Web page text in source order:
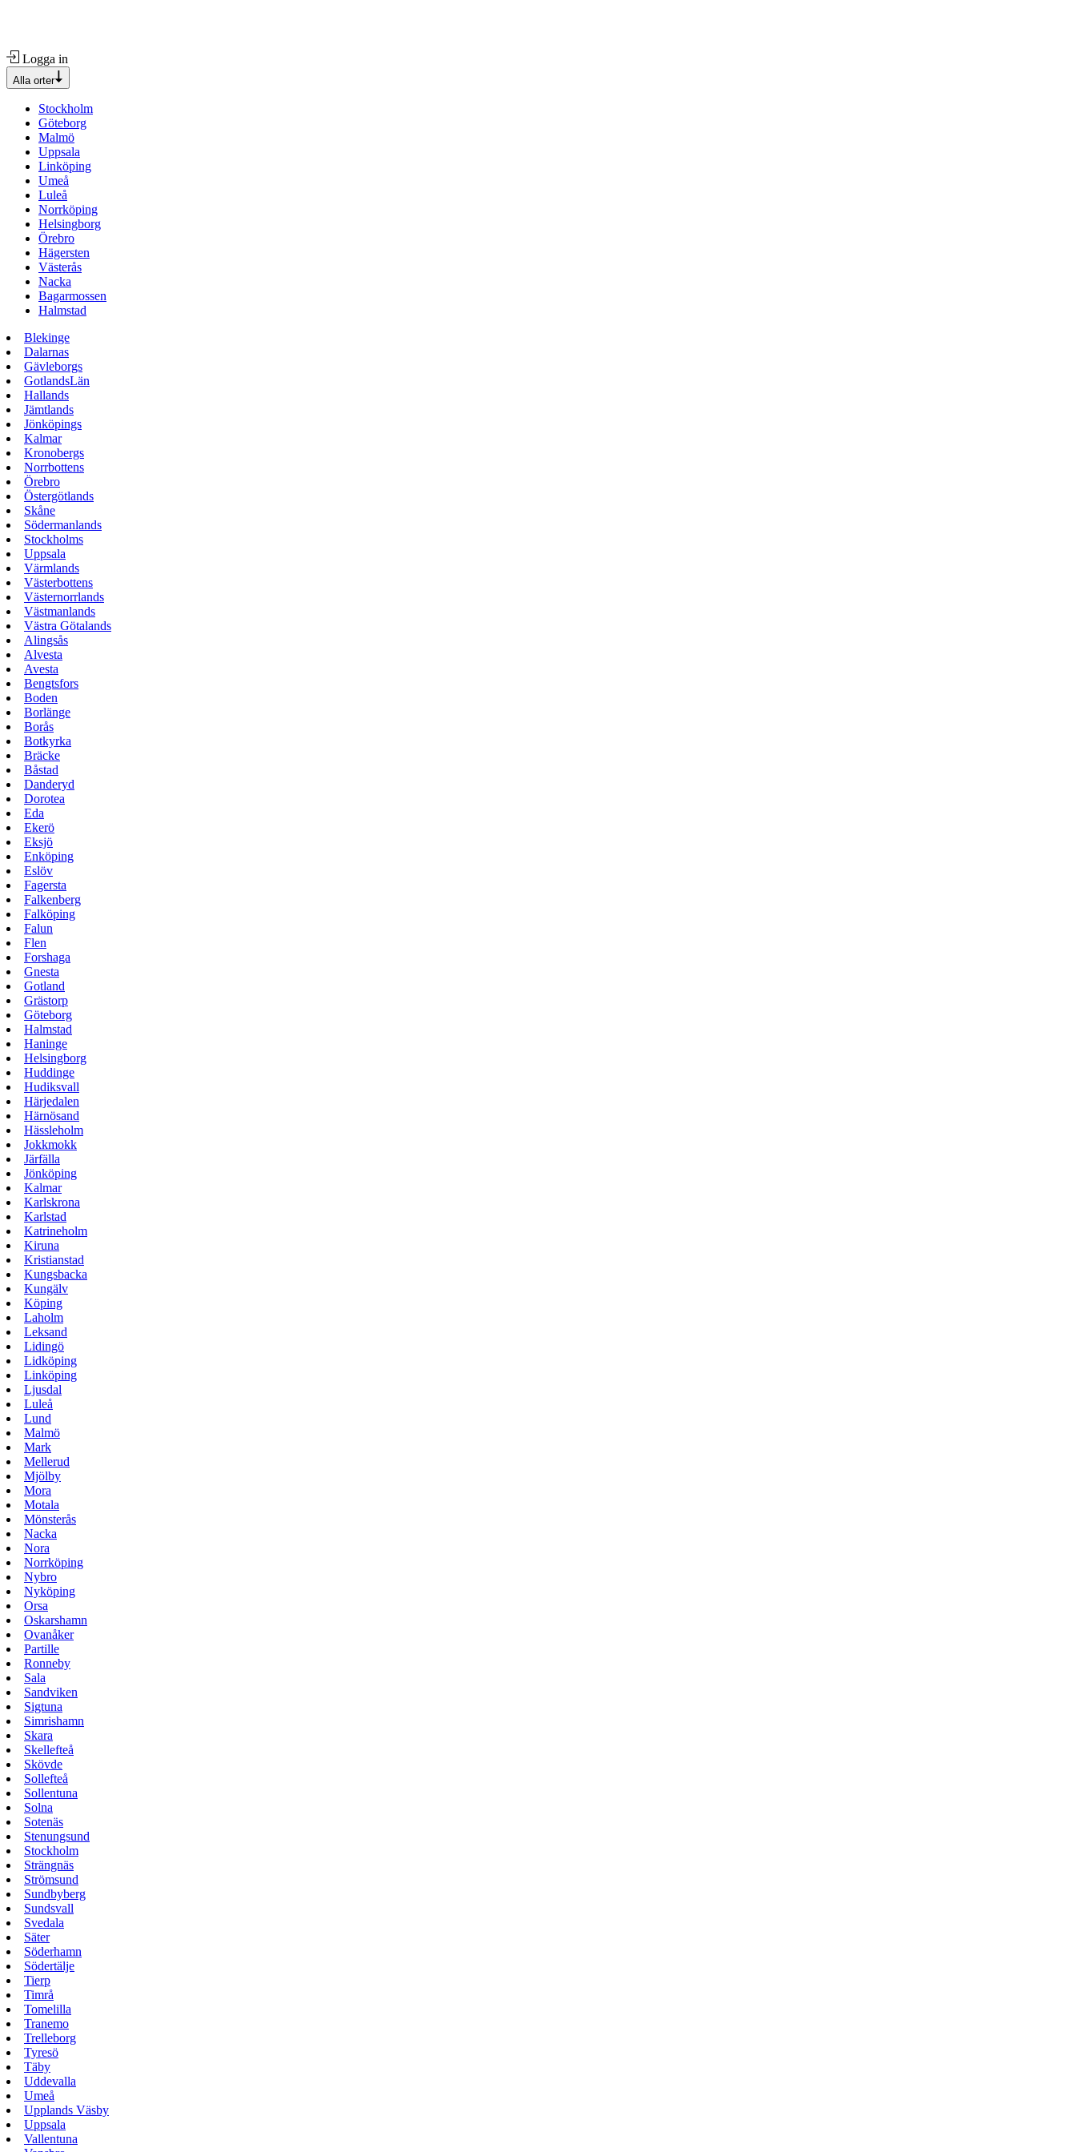
Logga in
Alla orter
Stockholm
Göteborg
Malmö
Uppsala
Linköping
Umeå
Luleå
Norrköping
Helsingborg
Örebro
Hägersten
Västerås
Nacka
Bagarmossen
Halmstad
Blekinge
Dalarnas
Gävleborgs
GotlandsLän
Hallands
Jämtlands
Jönköpings
Kalmar
Kronobergs
Norrbottens
Örebro
Östergötlands
Skåne
Södermanlands
Stockholms
Uppsala
Värmlands
Västerbottens
Västernorrlands
Västmanlands
Västra Götalands
Alingsås
Alvesta
Avesta
Bengtsfors
Boden
Borlänge
Borås
Botkyrka
Bräcke
Båstad
Danderyd
Dorotea
Eda
Ekerö
Eksjö
Enköping
Eslöv
Fagersta
Falkenberg
Falköping
Falun
Flen
Forshaga
Gnesta
Gotland
Grästorp
Göteborg
Halmstad
Haninge
Helsingborg
Huddinge
Hudiksvall
Härjedalen
Härnösand
Hässleholm
Jokkmokk
Järfälla
Jönköping
Kalmar
Karlskrona
Karlstad
Katrineholm
Kiruna
Kristianstad
Kungsbacka
Kungälv
Köping
Laholm
Leksand
Lidingö
Lidköping
Linköping
Ljusdal
Luleå
Lund
Malmö
Mark
Mellerud
Mjölby
Mora
Motala
Mönsterås
Nacka
Nora
Norrköping
Nybro
Nyköping
Orsa
Oskarshamn
Ovanåker
Partille
Ronneby
Sala
Sandviken
Sigtuna
Simrishamn
Skara
Skellefteå
Skövde
Sollefteå
Sollentuna
Solna
Sotenäs
Stenungsund
Stockholm
Strängnäs
Strömsund
Sundbyberg
Sundsvall
Svedala
Säter
Söderhamn
Södertälje
Tierp
Timrå
Tomelilla
Tranemo
Trelleborg
Tyresö
Täby
Uddevalla
Umeå
Upplands Väsby
Uppsala
Vallentuna